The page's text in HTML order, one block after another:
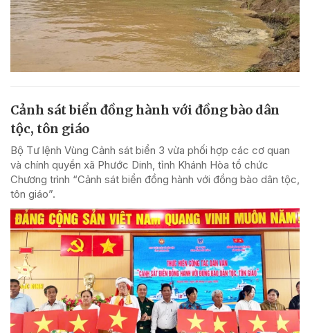
Cảnh sát biển đồng hành với đồng bào dân
tộc, tôn giáo
Bộ Tư lệnh Vùng Cảnh sát biển 3 vừa phối hợp các cơ quan
và chính quyền xã Phước Dinh, tỉnh Khánh Hòa tổ chức
Chương trình “Cảnh sát biển đồng hành với đồng bào dân tộc,
tôn giáo”.